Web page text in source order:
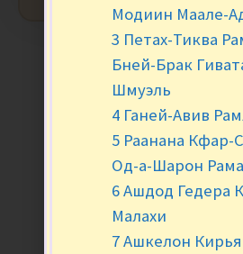
Модиин Маале-
3 Петах-Тиква
Бней-Брак
Шмуэль
4 Ганей-Авив
5 Раанана Кфар-
Од-а-Шарон
6 Ашдод Гедера
Малахи
7 Ашкелон